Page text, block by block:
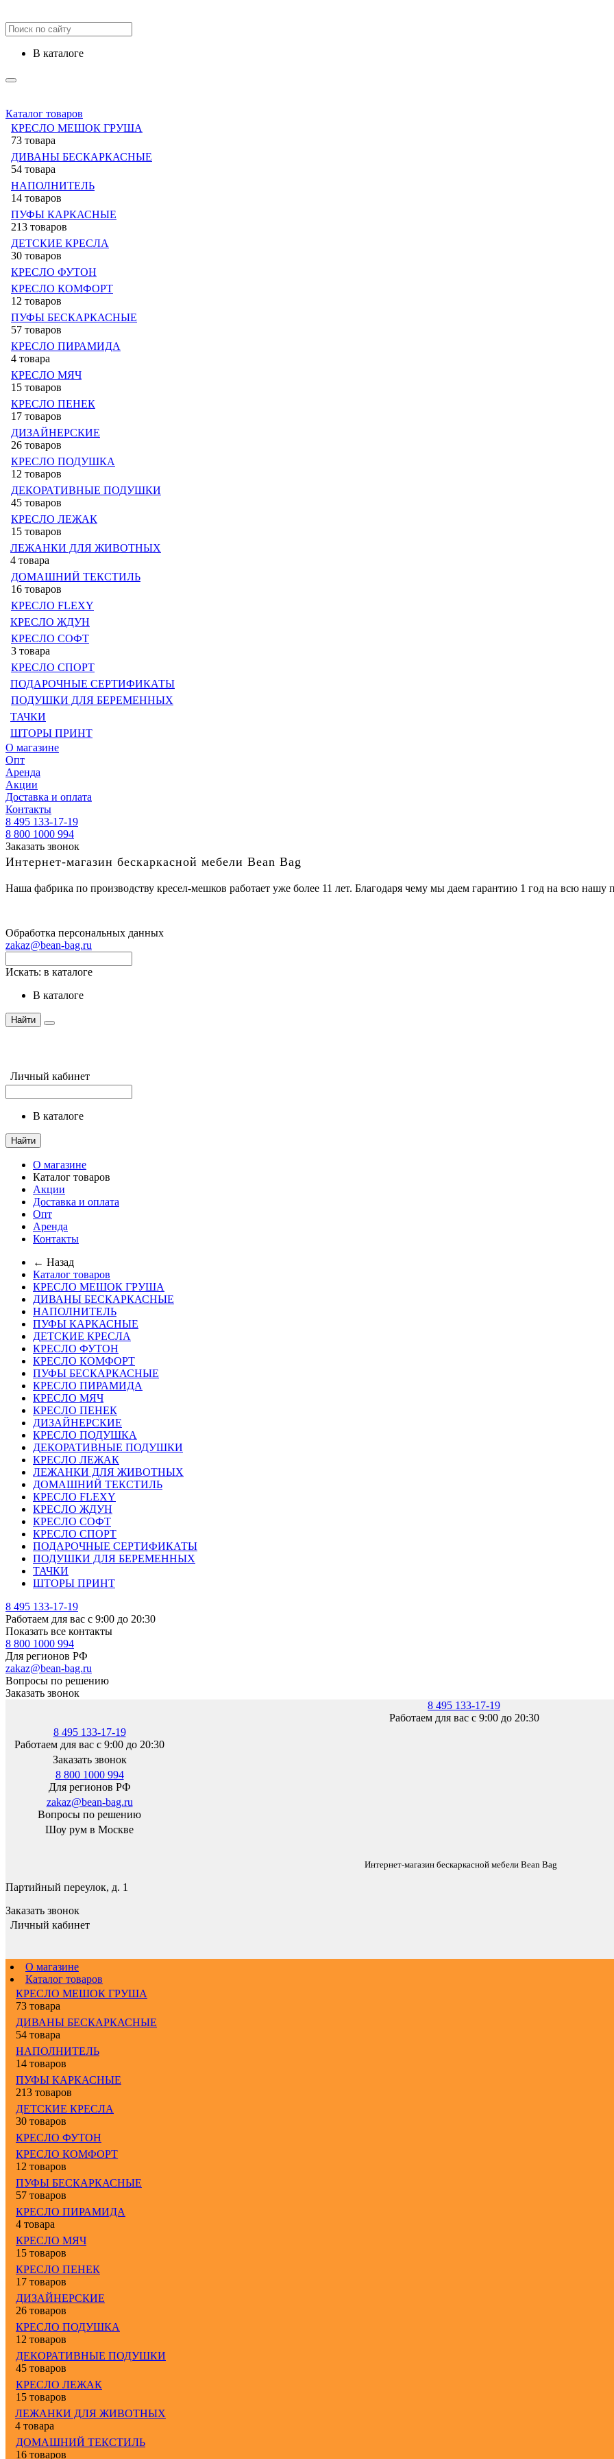
в каталоге
Каталог товаров
КРЕСЛО МЕШОК ГРУША
73 товара
ДИВАНЫ БЕСКАРКАСНЫЕ
54 товара
НАПОЛНИТЕЛЬ
14 товаров
ПУФЫ КАРКАСНЫЕ
213 товаров
ДЕТСКИЕ КРЕСЛА
30 товаров
КРЕСЛО ФУТОН
КРЕСЛО КОМФОРТ
12 товаров
ПУФЫ БЕСКАРКАСНЫЕ
57 товаров
КРЕСЛО ПИРАМИДА
4 товара
КРЕСЛО МЯЧ
15 товаров
КРЕСЛО ПЕНЕК
17 товаров
ДИЗАЙНЕРСКИЕ
26 товаров
КРЕСЛО ПОДУШКА
12 товаров
ДЕКОРАТИВНЫЕ ПОДУШКИ
45 товаров
КРЕСЛО ЛЕЖАК
15 товаров
ЛЕЖАНКИ ДЛЯ ЖИВОТНЫХ
4 товара
ДОМАШНИЙ ТЕКСТИЛЬ
16 товаров
КРЕСЛО FLEXY
КРЕСЛО ЖДУН
КРЕСЛО СОФТ
3 товара
КРЕСЛО СПОРТ
ПОДАРОЧНЫЕ СЕРТИФИКАТЫ
ПОДУШКИ ДЛЯ БЕРЕМЕННЫХ
ТАЧКИ
ШТОРЫ ПРИНТ
О магазине
Опт
Аренда
Акции
Доставка и оплата
Контакты
8 495 133-17-19
8 800 1000 994
Заказать звонок
Интернет-магазин бескаркасной мебели Bean Bag
Наша фабрика по производству кресел-мешков работает уже более 11 лет. Благодаря чему мы даем гарантию 1 год на всю нашу
Обработка персональных данных
zakaz@bean-bag.ru
Искать: в каталоге
в каталоге
Найти
Личный кабинет
в каталоге
Найти
О магазине
Каталог товаров
Акции
Доставка и оплата
Опт
Аренда
Контакты
← Назад
Каталог товаров
КРЕСЛО МЕШОК ГРУША
ДИВАНЫ БЕСКАРКАСНЫЕ
НАПОЛНИТЕЛЬ
ПУФЫ КАРКАСНЫЕ
ДЕТСКИЕ КРЕСЛА
КРЕСЛО ФУТОН
КРЕСЛО КОМФОРТ
ПУФЫ БЕСКАРКАСНЫЕ
КРЕСЛО ПИРАМИДА
КРЕСЛО МЯЧ
КРЕСЛО ПЕНЕК
ДИЗАЙНЕРСКИЕ
КРЕСЛО ПОДУШКА
ДЕКОРАТИВНЫЕ ПОДУШКИ
КРЕСЛО ЛЕЖАК
ЛЕЖАНКИ ДЛЯ ЖИВОТНЫХ
ДОМАШНИЙ ТЕКСТИЛЬ
КРЕСЛО FLEXY
КРЕСЛО ЖДУН
КРЕСЛО СОФТ
КРЕСЛО СПОРТ
ПОДАРОЧНЫЕ СЕРТИФИКАТЫ
ПОДУШКИ ДЛЯ БЕРЕМЕННЫХ
ТАЧКИ
ШТОРЫ ПРИНТ
8 495 133-17-19
Работаем для вас с 9:00 до 20:30
Показать все контакты
8 800 1000 994
Для регионов РФ
zakaz@bean-bag.ru
Вопросы по решению
Заказать звонок
8 495 133-17-19
Работаем для вас с 9:00 до 20:30
8 495 133-17-19
Работаем для вас с 9:00 до 20:30
Заказать звонок
8 800 1000 994
Для регионов РФ
zakaz@bean-bag.ru
Вопросы по решению
Шоу рум в Москве
Интернет-магазин бескаркасной мебели Bean Bag
Партийный переулок, д. 1
Заказать звонок
Личный кабинет
О магазине
Каталог товаров
КРЕСЛО МЕШОК ГРУША
73 товара
ДИВАНЫ БЕСКАРКАСНЫЕ
54 товара
НАПОЛНИТЕЛЬ
14 товаров
ПУФЫ КАРКАСНЫЕ
213 товаров
ДЕТСКИЕ КРЕСЛА
30 товаров
КРЕСЛО ФУТОН
КРЕСЛО КОМФОРТ
12 товаров
ПУФЫ БЕСКАРКАСНЫЕ
57 товаров
КРЕСЛО ПИРАМИДА
4 товара
КРЕСЛО МЯЧ
15 товаров
КРЕСЛО ПЕНЕК
17 товаров
ДИЗАЙНЕРСКИЕ
26 товаров
КРЕСЛО ПОДУШКА
12 товаров
ДЕКОРАТИВНЫЕ ПОДУШКИ
45 товаров
КРЕСЛО ЛЕЖАК
15 товаров
ЛЕЖАНКИ ДЛЯ ЖИВОТНЫХ
4 товара
ДОМАШНИЙ ТЕКСТИЛЬ
16 товаров